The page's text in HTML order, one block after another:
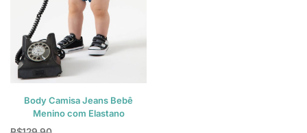
Body Camisa Jeans Bebê
Menino com Elastano